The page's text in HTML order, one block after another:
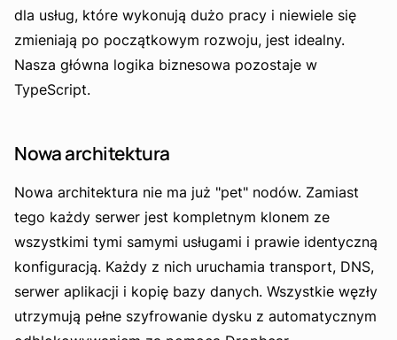
dla usług, które wykonują dużo pracy i niewiele się
zmieniają po początkowym rozwoju, jest idealny.
Nasza główna logika biznesowa pozostaje w
TypeScript.
Nowa architektura
Nowa architektura nie ma już "pet" nodów. Zamiast
tego każdy serwer jest kompletnym klonem ze
wszystkimi tymi samymi usługami i prawie identyczną
konfiguracją. Każdy z nich uruchamia transport, DNS,
serwer aplikacji i kopię bazy danych. Wszystkie węzły
utrzymują pełne szyfrowanie dysku z automatycznym